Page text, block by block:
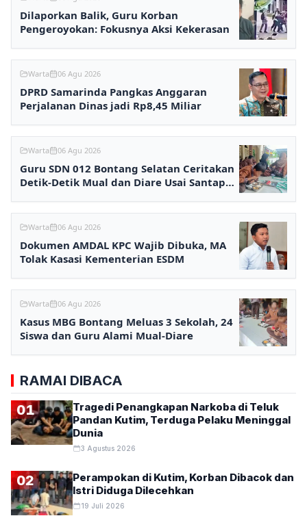
Dilaporkan Balik, Guru Korban
Pengeroyokan: Fokusnya Aksi Kekerasan
Warta 06 Agu 2026
DPRD Samarinda Pangkas Anggaran
Perjalanan Dinas jadi Rp8,45 Miliar
Warta 06 Agu 2026
Guru SDN 012 Bontang Selatan Ceritakan
Detik-Detik Mual dan Diare Usai Santap
Warta 06 Agu 2026
Dokumen AMDAL KPC Wajib Dibuka, MA
Tolak Kasasi Kementerian ESDM
Warta 06 Agu 2026
Kasus MBG Bontang Meluas 3 Sekolah, 24
Siswa dan Guru Alami Mual-Diare
RAMAI DIBACA
01
Tragedi Penangkapan Narkoba di Teluk
Pandan Kutim, Terduga Pelaku Meninggal
Dunia
3 Agustus 2026
02
Perampokan di Kutim, Korban Dibacok dan
Istri Diduga Dilecehkan
19 Juli 2026